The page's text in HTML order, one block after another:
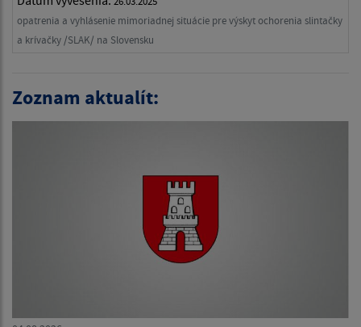
opatrenia a vyhlásenie mimoriadnej situácie pre výskyt ochorenia slintačky
a krívačky /SLAK/ na Slovensku
Zoznam aktualít: